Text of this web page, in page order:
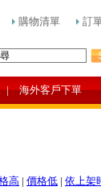
購物清單 訂
| 海外客戶下單
高 | 價格低 | 依上架